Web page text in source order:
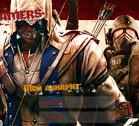
Мой аккаунт: